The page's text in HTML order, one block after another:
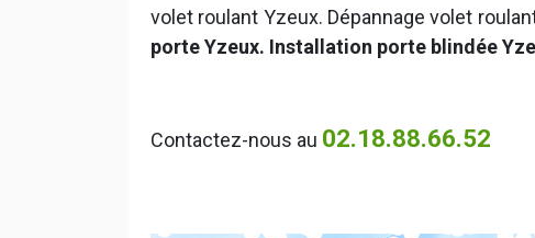
volet roulant Yzeux. Dépannage volet
porte Yzeux. Installation porte blindée
Contactez-nous au 02.18.88.66.52